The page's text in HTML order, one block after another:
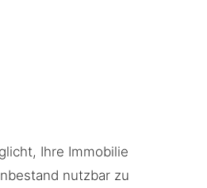
Ihre Immobilie
nutzbar zu